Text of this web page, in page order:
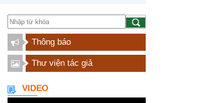
Thông báo
Thư viện tác giả
VIDEO